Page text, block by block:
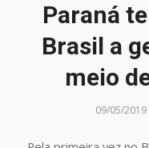
Paraná
Brasil a
meio
09/05/2019